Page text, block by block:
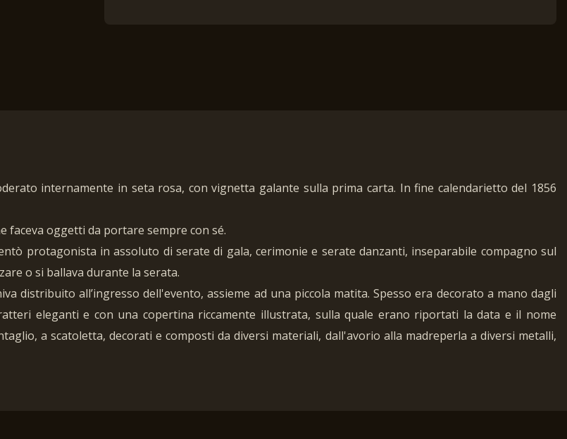
internamente in seta rosa, con vignetta galante sulla prima carta. In fine calendarietto del 1856
oggetti da portare sempre con sé.
protagonista in assoluto di serate di gala, cerimonie e serate danzanti, inseparabile compagno sul
o si ballava durante la serata.
distribuito all’ingresso dell'evento, assieme ad una piccola matita. Spesso era decorato a mano dagli
eleganti e con una copertina riccamente illustrata, sulla quale erano riportati la data e il nome
a scatoletta, decorati e composti da diversi materiali, dall'avorio alla madreperla a diversi metalli,